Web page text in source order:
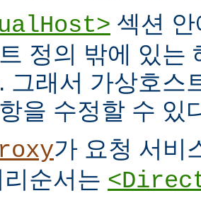
섹션
정의 밖에 있는
그래서 가상호스
을 수정할 수 있
가 요청 서비
순서는